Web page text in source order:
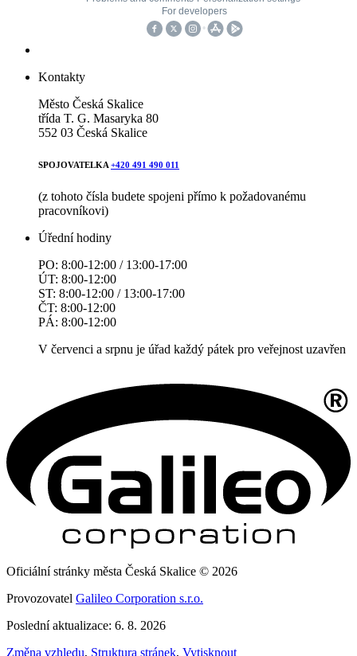
Kontakty
Město Česká Skalice
třída T. G. Masaryka 80
552 03 Česká Skalice
SPOJOVATELKA +420 491 490 011
(z tohoto čísla budete spojeni přímo k požadovanému
pracovníkovi)
Úřední hodiny
PO: 8:00-12:00 / 13:00-17:00
ÚT: 8:00-12:00
ST: 8:00-12:00 / 13:00-17:00
ČT: 8:00-12:00
PÁ: 8:00-12:00
V červenci a srpnu je úřad každý pátek pro veřejnost uzavřen
Oficiální stránky města Česká Skalice © 2026
Provozovatel Galileo Corporation s.r.o.
Poslední aktualizace: 6. 8. 2026
Změna vzhledu, Struktura stránek, Vytisknout